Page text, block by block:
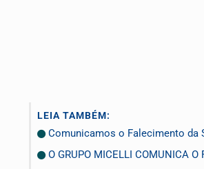
LEIA TAMBÉM:
Comunicamos o Falecimento da
O GRUPO MICELLI COMUNICA O